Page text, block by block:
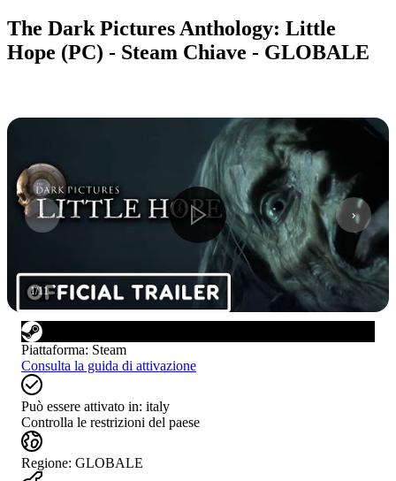
The Dark Pictures Anthology: Little
Hope (PC) - Steam Chiave - GLOBALE
1/11
Piattaforma: Steam
Consulta la guida di attivazione
Può essere attivato in: italy
Controlla le restrizioni del paese
Regione: GLOBALE